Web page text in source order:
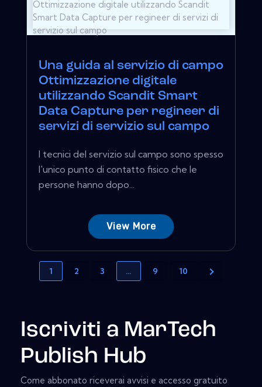
Una guida al servizio di campo
Ottimizzazione digitale
utilizzando Scandit Smart
Data Capture per regineer di
servizi di servizio sul campo
I tecnici del servizio sul campo sono spesso
l'unico punto di contatto fisico che le
persone hanno dopo...
View More
1 2 3 … 9 10
Iscriviti a MarTech
Publish Hub
Come abbonato riceverai avvisi e accesso gratuito